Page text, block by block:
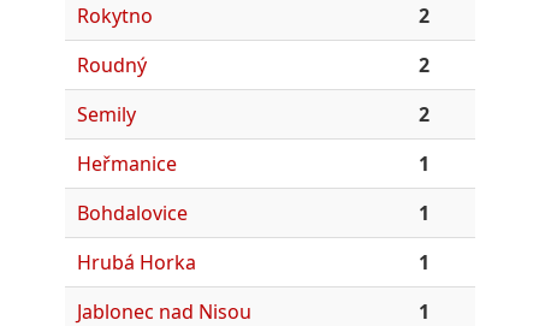
Rokytno
2
Roudný
2
Semily
2
Heřmanice
1
Bohdalovice
1
Hrubá Horka
1
Jablonec nad Nisou
1